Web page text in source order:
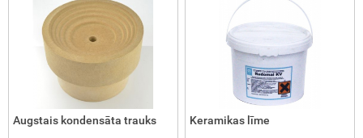
Augstais kondensāta trauks Keramikas līme